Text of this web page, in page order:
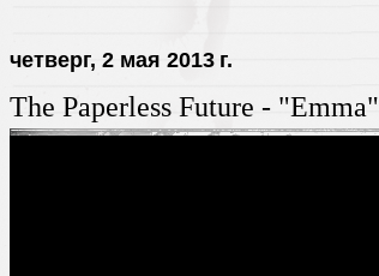
четверг, 2 мая 2013 г.
The Paperless Future - "Emma"